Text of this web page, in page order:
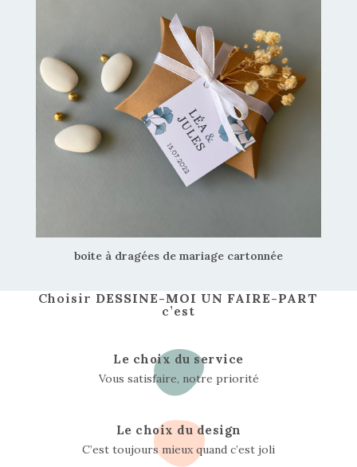
boite à dragées de mariage cartonnée
Choisir DESSINE-MOI UN FAIRE-PART
c’est
Le choix du service
Vous satisfaire, notre priorité
Le choix du design
C’est toujours mieux quand c’est joli